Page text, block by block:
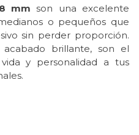
mm son una excelente
o pequeños que
sin perder proporción.
brillante, son el
y personalidad a tus